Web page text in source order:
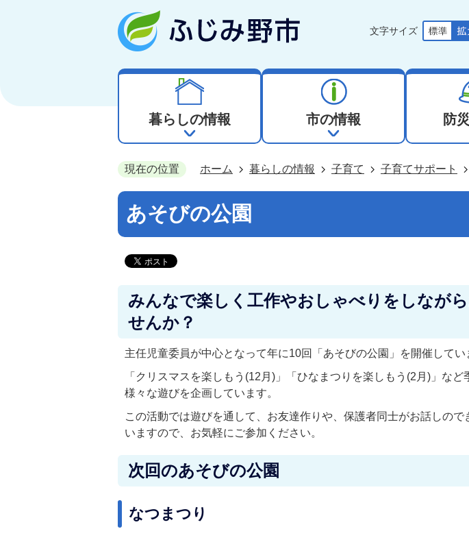
文字サイズ
暮らしの情報 市の情報 防
現在の位置 ホーム 暮らしの情報 子育て 子育てサポート
あそびの公園
みんなで楽しく工作やおしゃべりをしなが
せんか？
主任児童委員が中心となって年に10回「あそびの公園」を開催してい
「クリスマスを楽しもう(12月)」「ひなまつりを楽しもう(2月)」など
様々な遊びを企画しています。
この活動では遊びを通して、お友達作りや、保護者同士がお話しので
いますので、お気軽にご参加ください。
次回のあそびの公園
なつまつり